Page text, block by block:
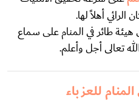
الرائي أهلاً لها.
طائر في المنام على سماع
تعالى أجل وأعلم.
للعزباء